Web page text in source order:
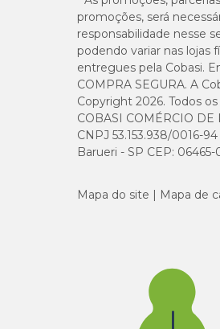
otites causadas por
animais com histórico
cães e gatos com
fêmeas prenhes.
Auritop: efeitos
A administração do gel
atrofia e degeneração
Para um tratamento
promoções, será
responsabilidade nesse
podendo variar nas lojas
entregues pela Cobasi.
COMPRA SEGURA. A
Copyright 2026. Todos
COBASI COMÉRCIO DE
CNPJ 53.153.938/0016-
Barueri - SP CEP: 06465-
Mapa do site Mapa de